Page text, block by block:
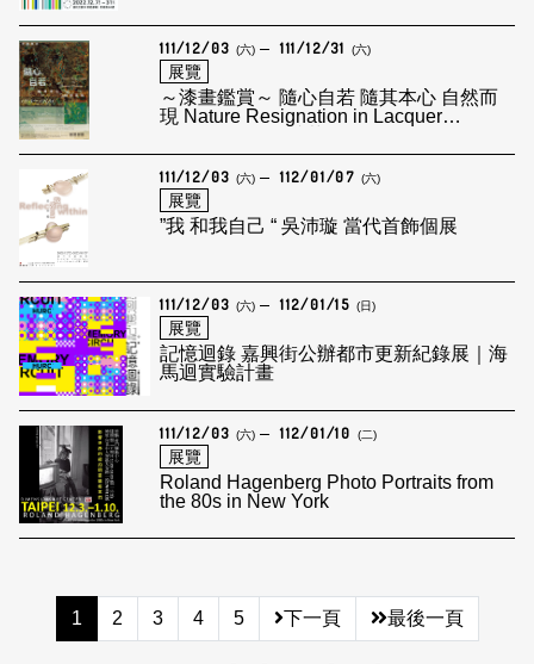
111/12/03 (六) 111/12/31 (六)
展覽
～漆畫鑑賞～ 隨心自若 隨其本心 自然而
現 Nature Resignation in Lacquer
111/12/03 (六) 112/01/07 (六)
展覽
”我 和我自己 “ 吳沛璇 當代首飾個展
111/12/03 (六) 112/01/15 (日)
展覽
記憶迴錄 嘉興街公辦都市更新紀錄展｜海
馬迴實驗計畫
111/12/03 (六) 112/01/10 (二)
展覽
Roland Hagenberg Photo Portraits from
the 80s in New York
1 2 3 4 5 下一頁 最後一頁